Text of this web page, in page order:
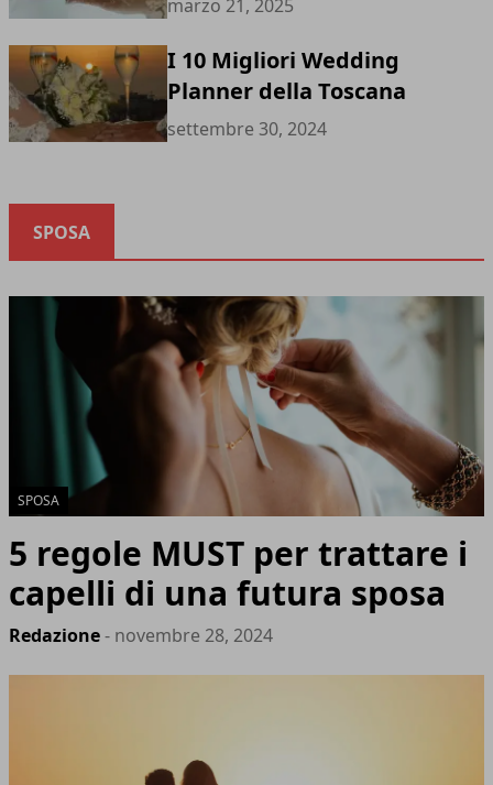
marzo 21, 2025
I 10 Migliori Wedding
Planner della Toscana
settembre 30, 2024
SPOSA
SPOSA
5 regole MUST per trattare i
capelli di una futura sposa
Redazione- novembre 28, 2024